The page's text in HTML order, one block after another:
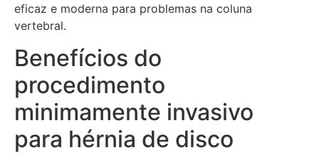
eficaz e moderna para problemas na coluna
vertebral.
Benefícios do
procedimento
minimamente invasivo
para hérnia de disco